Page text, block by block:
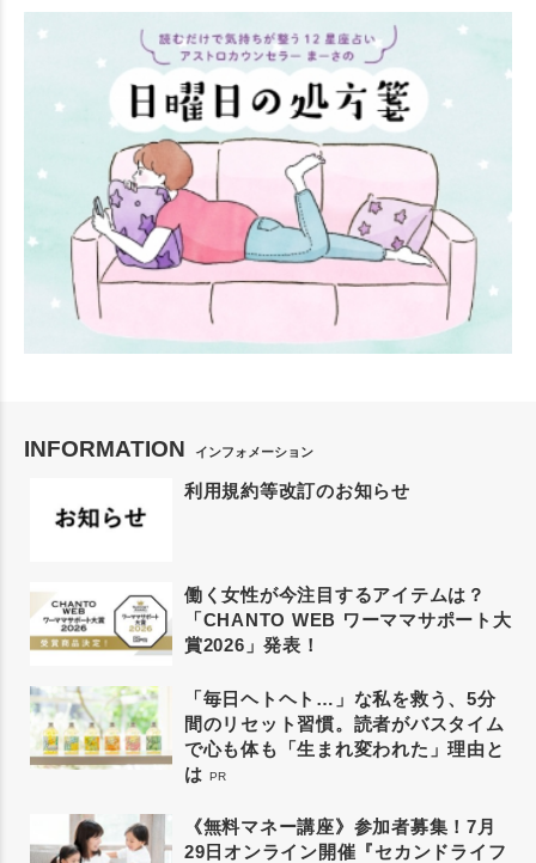
INFORMATION インフォメーション
利用規約等改訂のお知らせ
働く女性が今注目するアイテムは？
「CHANTO WEB ワーママサポート大
賞2026」発表！
「毎日ヘトヘト…」な私を救う、5分
間のリセット習慣。読者がバスタイム
で心も体も「生まれ変われた」理由と
は PR
《無料マネー講座》参加者募集！7月
29日オンライン開催『セカンドライフ